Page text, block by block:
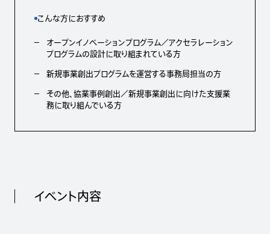
こんな方におすすめ
オープンイノベーションプログラム／アクセラレーション
プログラムの設計に取り組まれている方
新規事業創出プログラムを運営する事務局担当の方
その他、協業事例創出／新規事業創出に向けた支援業
務に取り組んでいる方
イベント内容